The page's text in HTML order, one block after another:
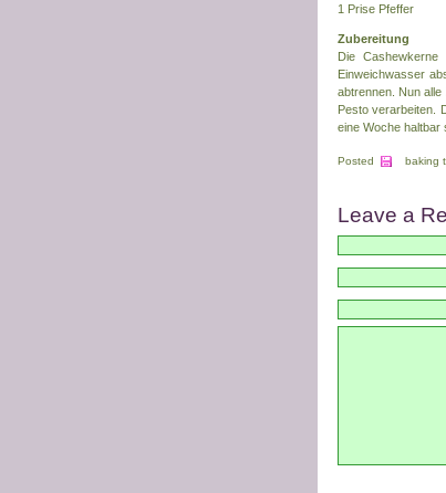
1 Prise Pfeffer
Zubereitung
Die
Einweichwasser
abtrennen. Nun
Pesto verarbeiten.
eine Woche haltbar
Posted baking
Leave a